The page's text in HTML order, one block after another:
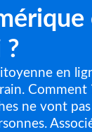
?
en
Comment
ne vont